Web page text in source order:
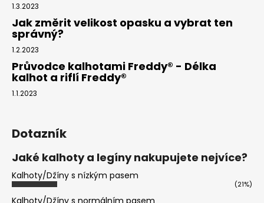
1.3.2023
Jak změrit velikost opasku a vybrat ten
správný?
1.2.2023
Průvodce kalhotami Freddy® - Délka
kalhot a riflí Freddy®
1.1.2023
Dotazník
Jaké kalhoty a legíny nakupujete nejvíce?
Kalhoty/Džíny s nízkým pasem
(21%)
Kalhoty/Džíny s normálním pasem